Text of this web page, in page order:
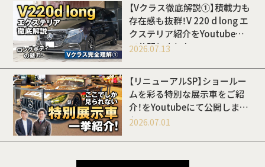
【Vクラス徹底解説①】積載力も
存在感も抜群！V 220 d long エ
クステリア紹介をYoutubeに
て公開しました
2026.07.13
【リニューアルSP】ショールー
ムを彩る特別な展示車をご紹
介！をYoutubeにて公開しまし
た
2026.07.01